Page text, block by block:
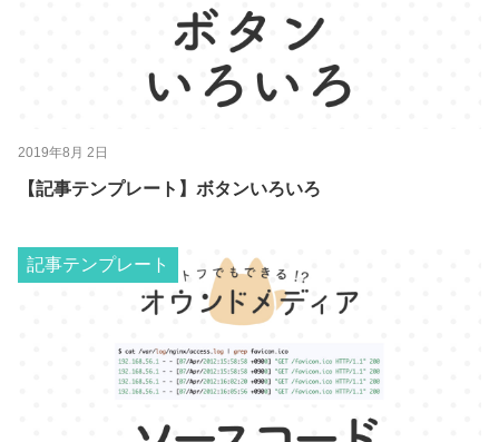
2019年8月 2日
【記事テンプレート】ボタンいろいろ
記事テンプレート